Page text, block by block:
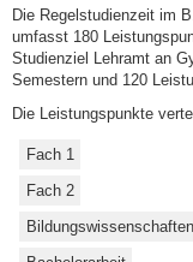
Die Regelstudienzeit im
umfasst 180
Studienziel Lehramt an
Semestern und 120
Die Leistungspunkte
Fach 1
Fach 2
Bildungswissenschaften